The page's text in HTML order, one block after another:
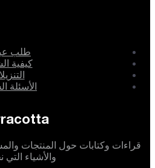
طلب
كيفية
الأسئلة
قراءات وكتابات حول المنتجات
والأشياء التي